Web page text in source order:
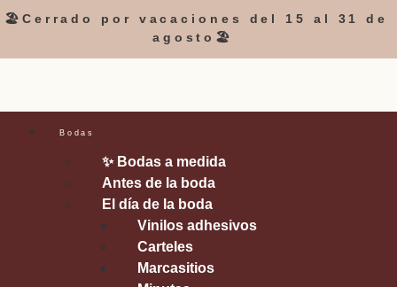
🏖️Cerrado por vacaciones del 15 al 31 de
agosto🏖️
Bodas
✨ Bodas a medida
Antes de la boda
El día de la boda
Vinilos adhesivos
Carteles
Marcasitios